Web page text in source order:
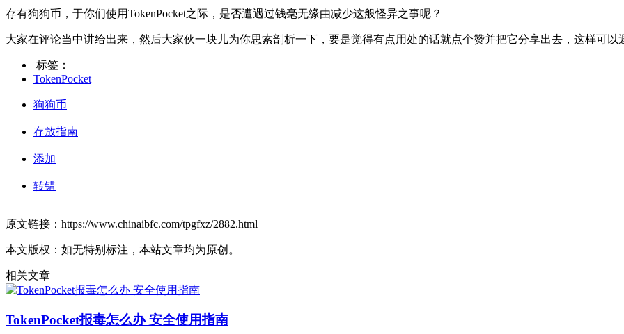
存有狗狗币，于你们使用TokenPocket之际，是否遭遇过钱毫无缘由减少这般怪异之事呢？
大家在评论当中讲给出来，然后大家伙一块儿为你思索剖析一下，要是觉得有点用处的话就点个赞并把它分享出去，这样可以
标签：
TokenPocket
狗狗币
存放指南
添加
转错
原文链接：https://www.chinaibfc.com/tpgfxz/2882.html
本文版权：如无特别标注，本站文章均为原创。
相关文章
TokenPocket报毒怎么办 安全使用指南